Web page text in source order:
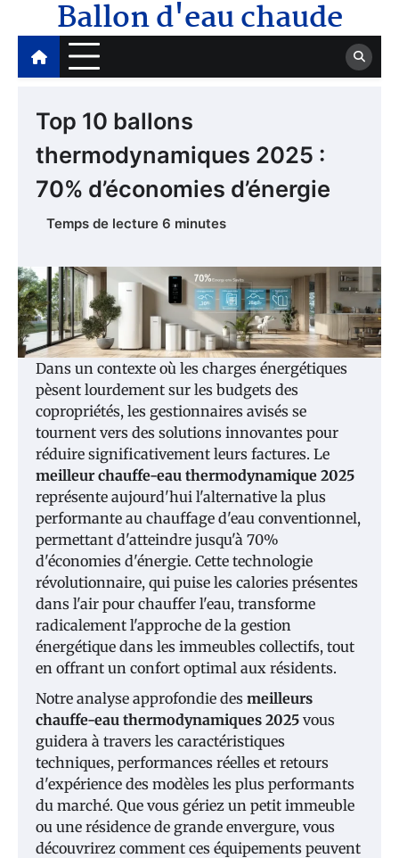
content
Ballon d'eau chaude
Top 10 ballons
thermodynamiques 2025 :
70% d’économies d’énergie
Dans un contexte où les charges énergétiques
pèsent lourdement sur les budgets des
copropriétés, les gestionnaires avisés se
tournent vers des solutions innovantes pour
réduire significativement leurs factures. Le
meilleur chauffe-eau thermodynamique 2025
représente aujourd'hui l'alternative la plus
performante au chauffage d'eau conventionnel,
permettant d'atteindre jusqu'à 70%
d'économies d'énergie. Cette technologie
révolutionnaire, qui puise les calories présentes
dans l'air pour chauffer l'eau, transforme
radicalement l'approche de la gestion
énergétique dans les immeubles collectifs, tout
en offrant un confort optimal aux résidents.
Notre analyse approfondie des meilleurs
chauffe-eau thermodynamiques 2025 vous
guidera à travers les caractéristiques
techniques, performances réelles et retours
d'expérience des modèles les plus performants
du marché. Que vous gériez un petit immeuble
ou une résidence de grande envergure, vous
découvrirez comment ces équipements peuvent